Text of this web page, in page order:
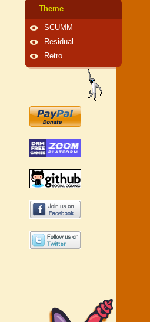
Theme
SCUMM
Residual
Retro